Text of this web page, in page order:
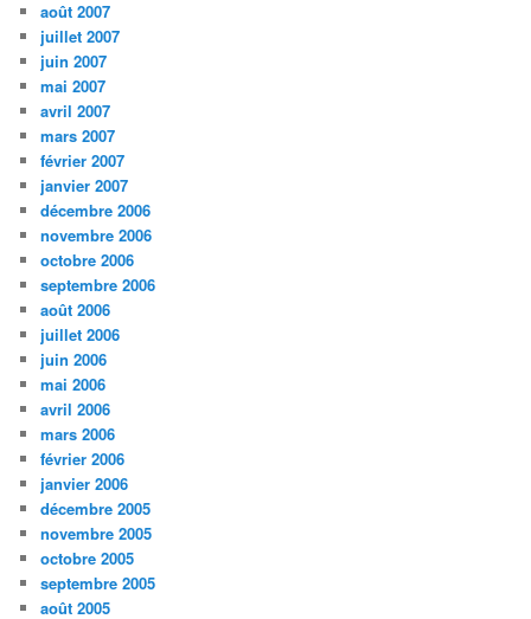
août 2007
juillet 2007
juin 2007
mai 2007
avril 2007
mars 2007
février 2007
janvier 2007
décembre 2006
novembre 2006
octobre 2006
septembre 2006
août 2006
juillet 2006
juin 2006
mai 2006
avril 2006
mars 2006
février 2006
janvier 2006
décembre 2005
novembre 2005
octobre 2005
septembre 2005
août 2005